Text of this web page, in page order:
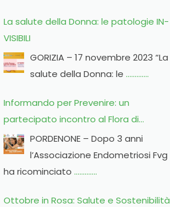
La salute della Donna: le patologie IN-
VISIBILI
GORIZIA – 17 novembre 2023 “La
salute della Donna: le ………….
Informando per Prevenire: un
partecipato incontro al Flora di
PordenonePORDENONE – Dopo 3 anni
l’Associazione Endometriosi Fvg
ha ricominciato ………….
Ottobre in Rosa: Salute e Sostenibilità